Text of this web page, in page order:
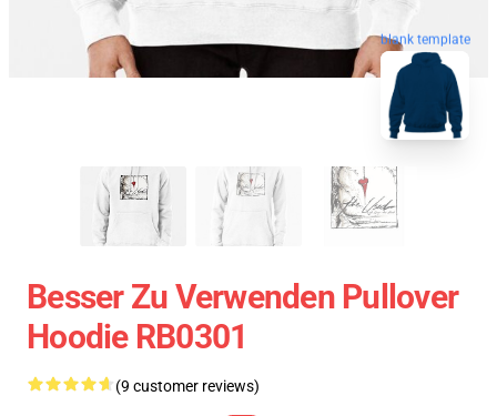
blank template
Besser Zu Verwenden Pullover
Hoodie RB0301
(9 customer reviews)